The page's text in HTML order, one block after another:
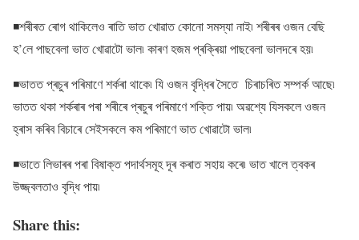
◾শৰীৰত ৰোগ থাকিলেও ৰাতি ভাত খোৱাত কোনো সমস্যা নাই৷ শৰীৰৰ ওজন বেছি
হ’লে পাছবেলা ভাত খোৱাটো ভাল৷ কাৰণ হজম প্ৰক্ৰিয়া পাছবেলা ভালদৰে হয়৷
◾ভাতত প্ৰচুৰ পৰিমাণে শৰ্কৰা থাকে৷ যি ওজন বৃদ্ধিৰ সৈতে চিৰাচৰিত সম্পৰ্ক আছে৷
ভাতত থকা শৰ্কৰাৰ পৰা শৰীৰে প্ৰচুৰ পৰিমাণে শক্তি পায়৷ অৱশ্যে যিসকলে ওজন
হ্ৰাস কৰিব বিচাৰে সেইসকলে কম পৰিমাণে ভাত খোৱাটো ভাল৷
◾ভাতে লিভাৰৰ পৰা বিষাক্ত পদাৰ্থসমূহ দূৰ কৰাত সহায় কৰে৷ ভাত খালে ত্বকৰ
উজ্জ্বলতাও বৃদ্ধি পায়৷
Share this: